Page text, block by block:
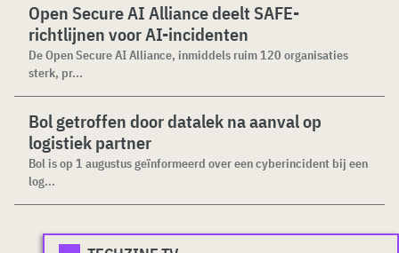
Open Secure AI Alliance deelt SAFE-
richtlijnen voor AI-incidenten
De Open Secure AI Alliance, inmiddels ruim 120 organisaties
sterk, pr...
Bol getroffen door datalek na aanval op
logistiek partner
Bol is op 1 augustus geïnformeerd over een cyberincident bij een
log...